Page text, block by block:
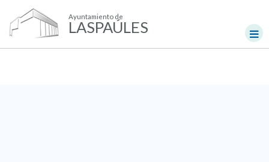
Ayuntamiento de
LASPAÚLES